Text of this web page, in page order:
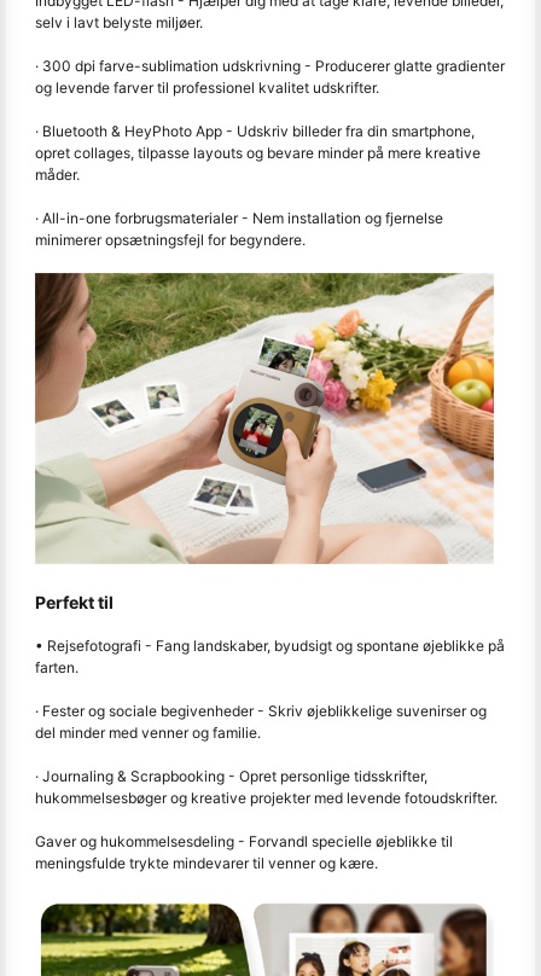
selv i lavt belyste miljøer.
· 300 dpi farve-sublimation udskrivning - Producerer glatte gradienter
og levende farver til professionel kvalitet udskrifter.
· Bluetooth & HeyPhoto App - Udskriv billeder fra din smartphone,
opret collages, tilpasse layouts og bevare minder på mere kreative
måder.
· All-in-one forbrugsmaterialer - Nem installation og fjernelse
minimerer opsætningsfejl for begyndere.
Perfekt til
• Rejsefotografi - Fang landskaber, byudsigt og spontane øjeblikke på
farten.
· Fester og sociale begivenheder - Skriv øjeblikkelige suvenirser og
del minder med venner og familie.
· Journaling & Scrapbooking - Opret personlige tidsskrifter,
hukommelsesbøger og kreative projekter med levende fotoudskrifter.
Gaver og hukommelsesdeling - Forvandl specielle øjeblikke til
meningsfulde trykte mindevarer til venner og kære.